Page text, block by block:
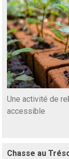
Une activité de
accessible
Chasse au